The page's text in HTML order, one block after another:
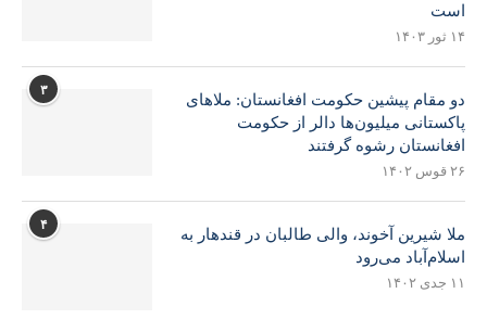
است
۱۴ ثور ۱۴۰۳
۳
دو مقام پیشین حکومت افغانستان: ملاهای
پاکستانی میلیون‌ها دالر از حکومت
افغانستان رشوه گرفتند
۲۶ قوس ۱۴۰۲
۴
ملا شیرین آخوند، والی طالبان در قندهار به
اسلام‌آباد می‌رود
۱۱ جدی ۱۴۰۲